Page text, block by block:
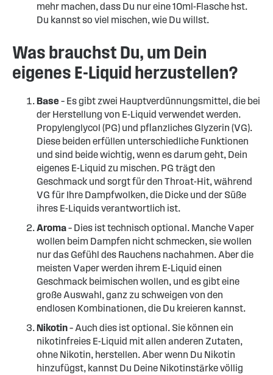
mehr machen, dass Du nur eine 10ml-Flasche hst.
Du kannst so viel mischen, wie Du willst.
Was brauchst Du, um Dein
eigenes E-Liquid herzustellen?
Base– Es gibt zwei Hauptverdünnungsmittel, die bei
der Herstellung von E-Liquid verwendet werden.
Propylenglycol (PG) und pflanzliches Glyzerin (VG).
Diese beiden erfüllen unterschiedliche Funktionen
und sind beide wichtig, wenn es darum geht, Dein
eigenes E-Liquid zu mischen. PG trägt den
Geschmack und sorgt für den Throat-Hit, während
VG für Ihre Dampfwolken, die Dicke und der Süße
ihres E-Liquids verantwortlich ist.
Aroma– Dies ist technisch optional. Manche Vaper
wollen beim Dampfen nicht schmecken, sie wollen
nur das Gefühl des Rauchens nachahmen. Aber die
meisten Vaper werden ihrem E-Liquid einen
Geschmack beimischen wollen, und es gibt eine
große Auswahl, ganz zu schweigen von den
endlosen Kombinationen, die Du kreieren kannst.
Nikotin– Auch dies ist optional. Sie können ein
nikotinfreies E-Liquid mit allen anderen Zutaten,
ohne Nikotin, herstellen. Aber wenn Du Nikotin
hinzufügst, kannst Du Deine Nikotinstärke völlig